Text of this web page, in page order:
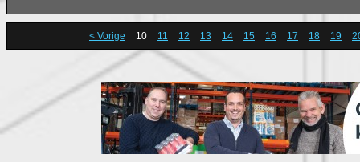
< Vorige 10 11 12 13 14 15 16 17 18 19